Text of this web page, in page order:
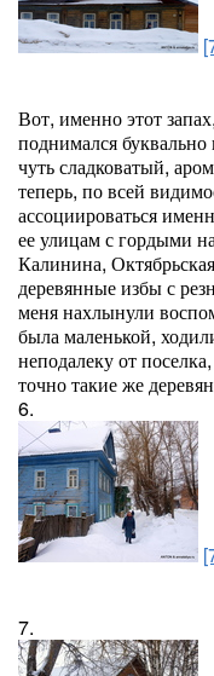
Вот, именно этот
поднимался
чуть сладковатый,
теперь, по всей
ассоциироваться
ее улицам с гордыми
Калинина,
деревянные избы с
меня нахлынули
была маленькой,
неподалеку от
точно такие же
6.
7.